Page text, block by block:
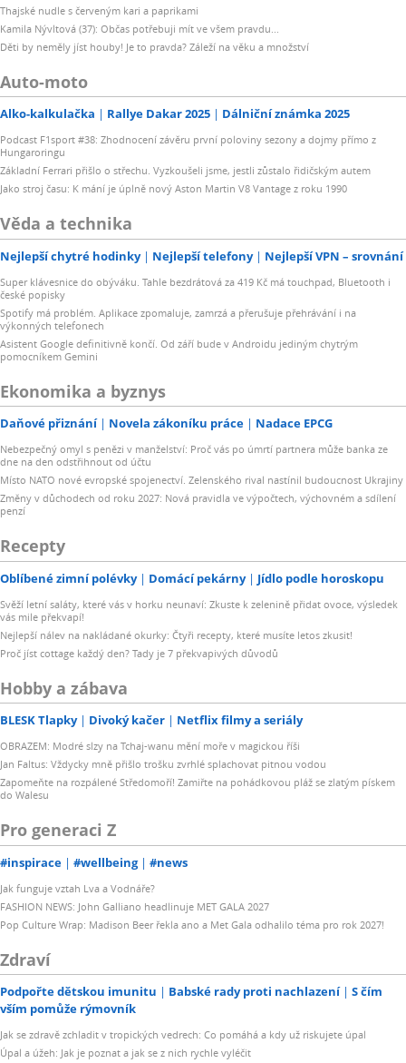
Thajské nudle s červeným kari a paprikami
Kamila Nývltová (37): Občas potřebuji mít ve všem pravdu...
Děti by neměly jíst houby! Je to pravda? Záleží na věku a množství
Auto-moto
Alko-kalkulačka Rallye Dakar 2025 Dálniční známka 2025
Podcast F1sport #38: Zhodnocení závěru první poloviny sezony a dojmy přímo z
Hungaroringu
Základní Ferrari přišlo o střechu. Vyzkoušeli jsme, jestli zůstalo řidičským autem
Jako stroj času: K mání je úplně nový Aston Martin V8 Vantage z roku 1990
Věda a technika
Nejlepší chytré hodinky Nejlepší telefony Nejlepší VPN – srovnání
Super klávesnice do obýváku. Tahle bezdrátová za 419 Kč má touchpad, Bluetooth i
české popisky
Spotify má problém. Aplikace zpomaluje, zamrzá a přerušuje přehrávání i na
výkonných telefonech
Asistent Google definitivně končí. Od září bude v Androidu jediným chytrým
pomocníkem Gemini
Ekonomika a byznys
Daňové přiznání Novela zákoníku práce Nadace EPCG
Nebezpečný omyl s penězi v manželství: Proč vás po úmrtí partnera může banka ze
dne na den odstřihnout od účtu
Místo NATO nové evropské spojenectví. Zelenského rival nastínil budoucnost Ukrajiny
Změny v důchodech od roku 2027: Nová pravidla ve výpočtech, výchovném a sdílení
penzí
Recepty
Oblíbené zimní polévky Domácí pekárny Jídlo podle horoskopu
Svěží letní saláty, které vás v horku neunaví: Zkuste k zelenině přidat ovoce, výsledek
vás mile překvapí!
Nejlepší nálev na nakládané okurky: Čtyři recepty, které musíte letos zkusit!
Proč jíst cottage každý den? Tady je 7 překvapivých důvodů
Hobby a zábava
BLESK Tlapky Divoký kačer Netflix filmy a seriály
OBRAZEM: Modré slzy na Tchaj-wanu mění moře v magickou říši
Jan Faltus: Vždycky mně přišlo trošku zvrhlé splachovat pitnou vodou
Zapomeňte na rozpálené Středomoří! Zamiřte na pohádkovou pláž se zlatým pískem
do Walesu
Pro generaci Z
#inspirace #wellbeing #news
Jak funguje vztah Lva a Vodnáře?
FASHION NEWS: John Galliano headlinuje MET GALA 2027
Pop Culture Wrap: Madison Beer řekla ano a Met Gala odhalilo téma pro rok 2027!
Zdraví
Podpořte dětskou imunitu Babské rady proti nachlazení
S čím
vším pomůže rýmovník
Jak se zdravě zchladit v tropických vedrech: Co pomáhá a kdy už riskujete úpal
Úpal a úžeh: Jak je poznat a jak se z nich rychle vyléčit